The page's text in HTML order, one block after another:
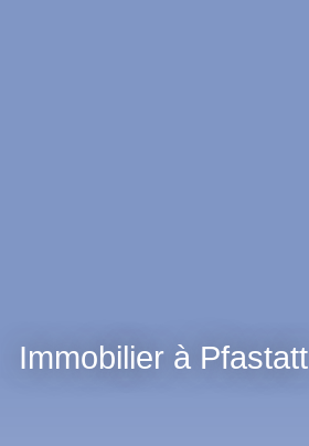
Immobilier à Pfastatt